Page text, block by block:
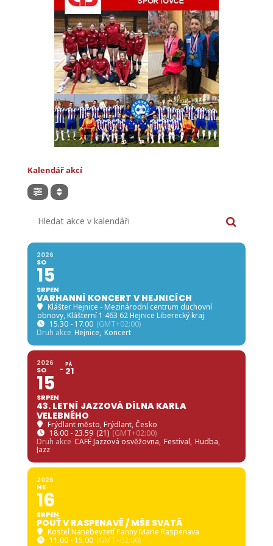
Kalendář akcí
2026
SO
15
SRPEN
VARHANNÍ KONCERT V HEJNICÍCH
Klášter Hejnice - Mezinárodní centrum duchovní
obnovy, Klášterní 1 463 62 Hejnice Liberecký kraj
15.30 - 17.00 (GMT+02:00)
Druh akce Hejnice, Koncert
2026
SO
15
SRPEN
PÁ
21
43. LETNÍ JAZZOVÁ DÍLNA KARLA
VELEBNÉHO
Frýdlant město, Frýdlant, Česko
18.00 - 23.59 (21) (GMT+02:00)
Druh akce CAFÉ Jazzová osvěžovna, Festival, Hudba,
Jazz
2026
NE
16
SRPEN
POUŤ V RASPENAVĚ / MŠE SVATÁ
Kostel Nanebevzetí Panny Marie Raspenava
11.00 - 15.00 (GMT+02:00)